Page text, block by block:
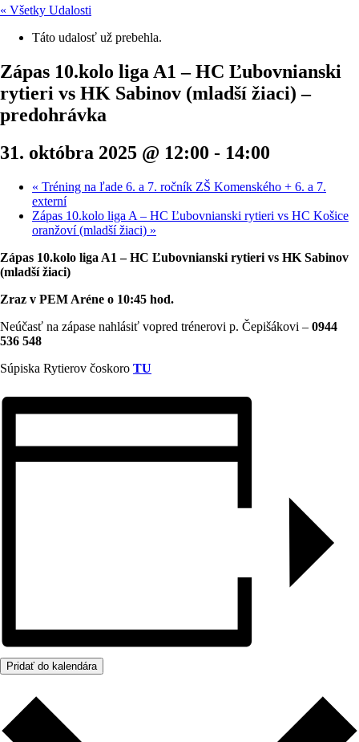
« Všetky Udalosti
Táto udalosť už prebehla.
Zápas 10.kolo liga A1 – HC Ľubovnianski
rytieri vs HK Sabinov (mladší žiaci) –
predohrávka
31. októbra 2025 @ 12:00 - 14:00
« Tréning na ľade 6. a 7. ročník ZŠ Komenského + 6. a 7.
externí
Zápas 10.kolo liga A – HC Ľubovnianski rytieri vs HC Košice
oranžoví (mladší žiaci) »
Zápas 10.kolo liga A1 – HC Ľubovnianski rytieri vs HK Sabinov
(mladší žiaci)
Zraz v PEM Aréne o 10:45 hod.
Neúčasť na zápase nahlásiť vopred trénerovi p. Čepišákovi – 0944
536 548
Súpiska Rytierov čoskoro TU
Pridať do kalendára